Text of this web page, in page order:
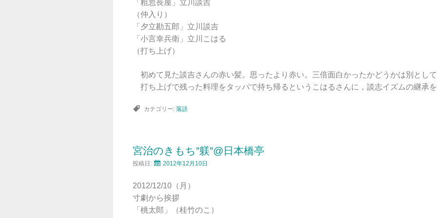
「粗忽長屋」立川談吉
（仲入り）
「夕立勘五郎」立川談吉
「小言幸兵衛」立川こはる
（打ち上げ）
初めて見た談吉さんの赤い髪。思ったより赤い。三倍面白かったかどうかは別として
打ち上げで残った料理をタッパで持ち帰るというこはるさんに，談志イズムの継承を
カテゴリー: 落語
宮治のきもち”躾”@日本橋亭
投稿日: 2012年12月10日
2012/12/10（月）
寸劇から挨拶
「桃太郎」（桂竹のこ）